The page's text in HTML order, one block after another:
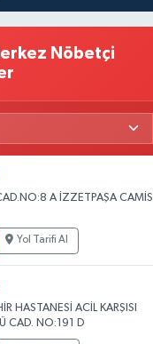
Nöbetçi
A İZZETPAŞA CAMİSİ
Yol Tarifi Al
HASTANESİ ACİL KARŞISI
CAD. NO:191 D